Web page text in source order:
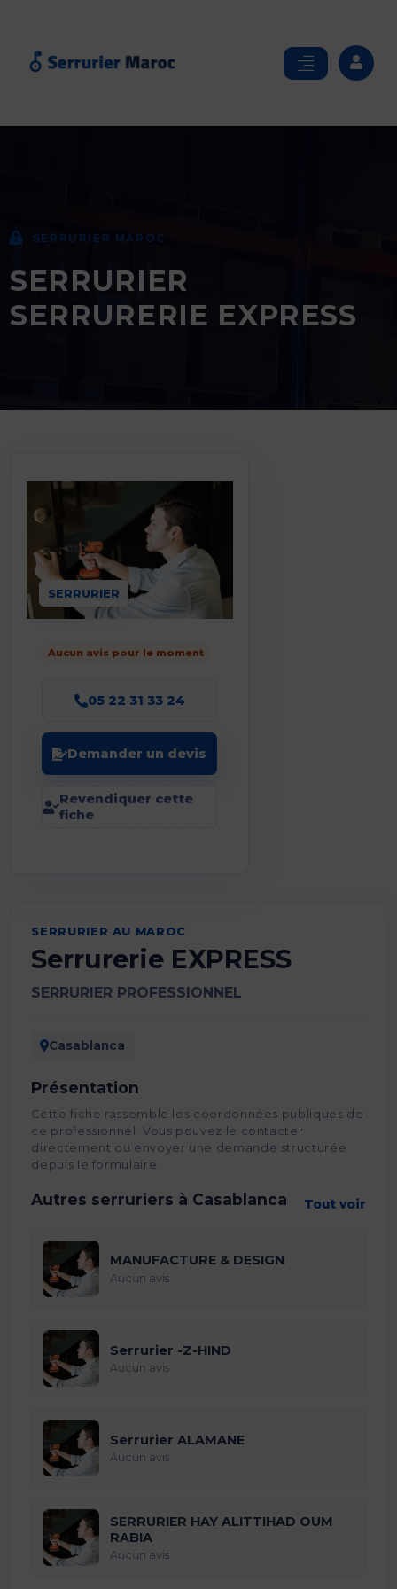
SERRURIER MAROC
SERRURIER
SERRURERIE EXPRESS
SERRURIER
Aucun avis pour le moment
05 22 31 33 24
Demander un devis
Revendiquer cette
fiche
SERRURIER AU MAROC
Serrurerie EXPRESS
SERRURIER PROFESSIONNEL
Casablanca
Présentation
Cette fiche rassemble les coordonnées publiques de
ce professionnel. Vous pouvez le contacter
directement ou envoyer une demande structurée
depuis le formulaire.
Autres serruriers à Casablanca Tout voir
MANUFACTURE & DESIGN
Aucun avis
Serrurier -Z-HIND
Aucun avis
Serrurier ALAMANE
Aucun avis
SERRURIER HAY ALITTIHAD OUM
RABIA
Aucun avis